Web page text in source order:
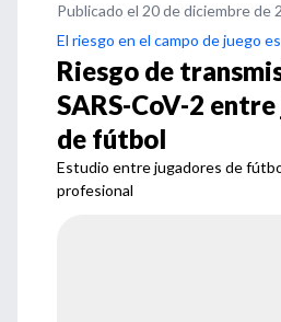
Publicado el 20 de diciembre de
El riesgo en el campo de juego
Riesgo de
SARS-CoV-2
de fútbol
Estudio entre jugadores de
profesional